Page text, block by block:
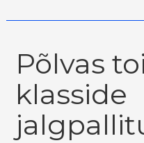
Põlvas
klasside